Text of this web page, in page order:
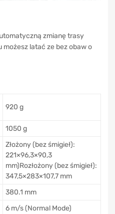
zmianę trasy
możesz latać ze bez obaw o
920 g
1050 g
Złożony (bez śmigieł):
221×96,3×90,3
mm)Rozłożony (bez śmigieł):
347,5×283×107,7 mm
380.1 mm
6 m/s (Normal Mode)